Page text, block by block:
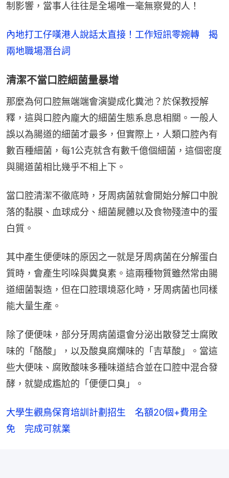
制影響，當事人往往是全場唯一毫無察覺的人！
內地打工仔嘆港人說話太直接！工作短訊零婉轉　揭
兩地職場潛台詞
清潔不當口腔細菌量暴增
那麼為何口腔無端端會演變成化糞池？於保教授解
釋，這與口腔內龐大的細菌生態系息息相關。一般人
誤以為腸道的細菌才最多，但實際上，人類口腔內有
數百種細菌，每1公克就含有數千億個細菌，這個密度
與腸道菌相比幾乎不相上下。
當口腔清潔不徹底時，牙周病菌就會開始分解口中脫
落的黏膜、血球成分、細菌屍體以及食物殘渣中的蛋
白質。
其中產生便便味的原因之一就是牙周病菌在分解蛋白
質時，會產生吲哚與糞臭素。這兩種物質雖然常由腸
道細菌製造，但在口腔環境惡化時，牙周病菌也同樣
能大量生產。
除了便便味，部分牙周病菌還會分泌出散發芝士腐敗
味的「酪酸」，以及酸臭腐爛味的「吉草酸」。當這
些大便味、腐敗酸味多種味道結合並在口腔中混合發
酵，就變成尷尬的「便便口臭」。
大學生觀鳥保育培訓計劃招生　名額20個+費用全
免　完成可就業